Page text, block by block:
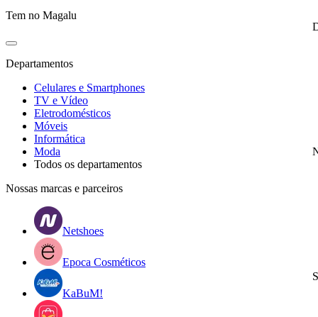
Tem no Magalu
Departamentos
Celulares e Smartphones
TV e Vídeo
Eletrodomésticos
Móveis
Informática
Moda
Todos os departamentos
Nossas marcas e parceiros
Netshoes
Epoca Cosméticos
KaBuM!